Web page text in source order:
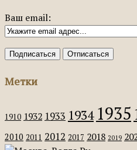
Ваш email:
Метки
1910 1932 1933 1934 1935
2010 2011 2012 2017 2018 2019